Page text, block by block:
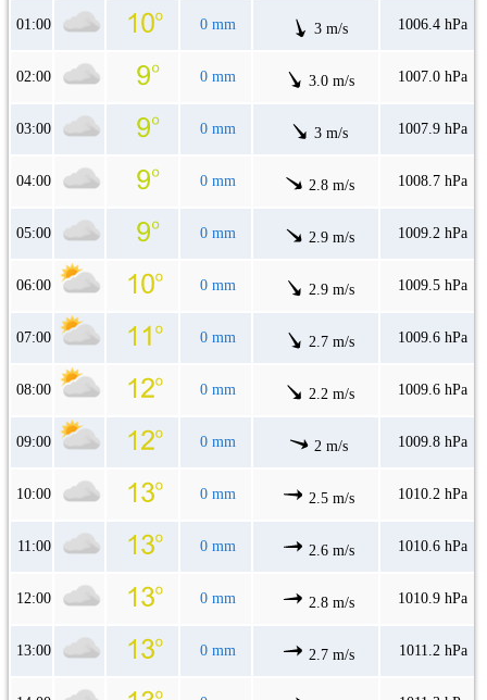
01:00 0 mm 3 m/s 1006.4 hPa
02:00 0 mm 3.0 m/s 1007.0 hPa
03:00 0 mm 3 m/s 1007.9 hPa
04:00 0 mm 2.8 m/s 1008.7 hPa
05:00 0 mm 2.9 m/s 1009.2 hPa
06:00 0 mm 2.9 m/s 1009.5 hPa
07:00 0 mm 2.7 m/s 1009.6 hPa
08:00 0 mm 2.2 m/s 1009.6 hPa
09:00 0 mm 2 m/s 1009.8 hPa
10:00 0 mm 2.5 m/s 1010.2 hPa
11:00 0 mm 2.6 m/s 1010.6 hPa
12:00 0 mm 2.8 m/s 1010.9 hPa
13:00 0 mm 2.7 m/s 1011.2 hPa